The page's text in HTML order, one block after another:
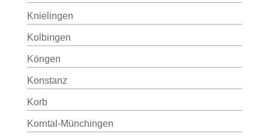
Knielingen
Kolbingen
Köngen
Konstanz
Korb
Korntal-Münchingen